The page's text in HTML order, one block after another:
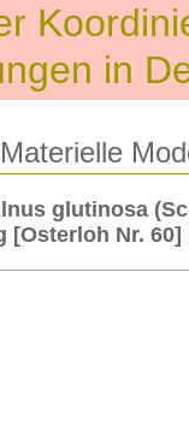
in
Materielle
glutinosa
[Osterloh Nr. 60]